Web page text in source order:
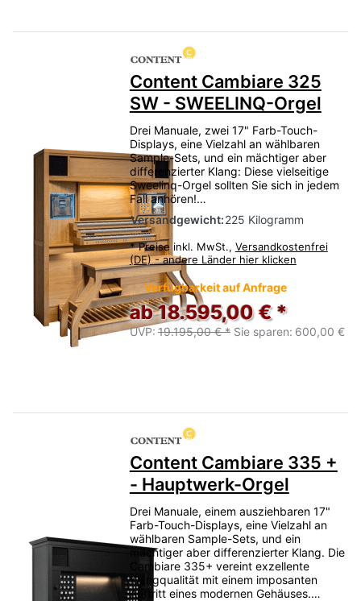
Content Cambiare 325
SW - SWEELINQ-Orgel
Drei Manuale, zwei 17" Farb-Touch-
Displays, eine Vielzahl an wählbaren
Sample-Sets, und ein mächtiger aber
differenzierter Klang: Diese vielseitige
Sweelinq-Orgel sollten Sie sich in jedem
Fall anhören!…
Versandgewicht:225 Kilogramm
* Preise inkl. MwSt., Versandkostenfrei
(DE) - andere Länder hier klicken
Verfügbarkeit auf Anfrage
ab 18.595,00 € *
UVP: 19.195,00 € * Sie sparen: 600,00 €
Content Cambiare 335 +
- Hauptwerk-Orgel
Drei Manuale, einem ausziehbaren 17"
Farb-Touch-Displays, eine Vielzahl an
wählbaren Sample-Sets, und ein
mächtiger aber differenzierter Klang. Die
Cambiare 335+ vereint exzellente
Klangqualität mit einem imposanten
Auftritt eines modernen Gehäuses.…